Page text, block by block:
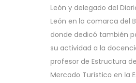
León y delegado del
León en la comarca del
donde dedicó también
su actividad a la
profesor de Estructura
Mercado Turístico en la